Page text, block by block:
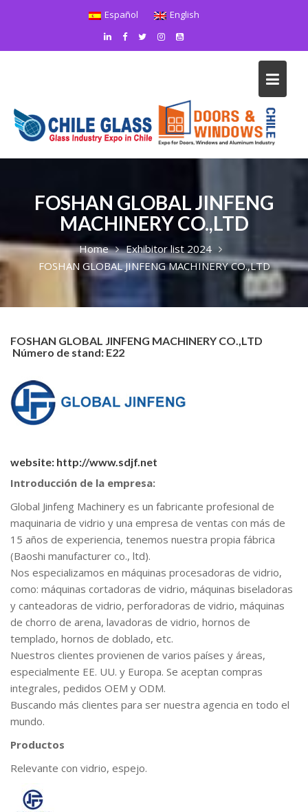
Español English
FOSHAN GLOBAL JINFENG
MACHINERY CO.,LTD
Home
Exhibitor list 2024
FOSHAN GLOBAL JINFENG MACHINERY CO.,LTD
FOSHAN GLOBAL JINFENG MACHINERY CO.,LTD
Número de stand: E22
website: http://www.sdjf.net
Introducción de la empresa:
Global Jinfeng Machinery es un fabricante profesional de
maquinaria de vidrio y una empresa de ventas con más de
15 años de experiencia, tenemos nuestra propia fábrica
(Baoshi manufacturer co., ltd).
Nos especializamos en máquinas procesadoras de vidrio,
como: máquinas cortadoras de vidrio, máquinas biseladoras
y canteadoras de vidrio, perforadoras de vidrio, máquinas
de chorro de arena, lavadoras de vidrio, hornos de
templado, hornos de doblado, etc.
Nuestros clientes provienen de varios países y áreas,
especialmente EE. UU. y Europa. Se aceptan compras
integrales, pedidos OEM y ODM.
Buscando más clientes para ser nuestra agencia en todo el
mundo.
Productos
Relevante con vidrio, espejo.